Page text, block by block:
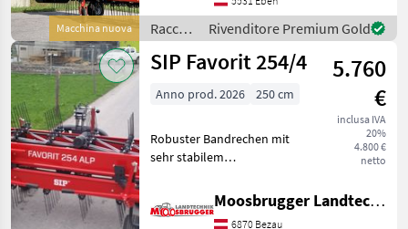
Macchina nuova
larghezza della macchina: 2,
5 m, altezza: 1, 00 m, p
Raccolta
mangimi
/ SIP
Rivenditore Premium Gold
SIP Favorit 254/4
5.760
€
inclusa IVA
20%
4.800 €
netto
Anno prod. 2026 250 cm
Robuster Bandrechen mit
sehr stabilem
symetrische Anordnung der
Stützrollen für besonders
Moosbrugger Landtechnik GmbH
6870 Bezau